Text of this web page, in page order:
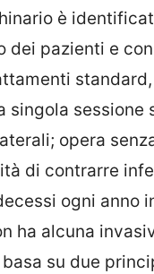
è
dei pazienti e
singola sessione
opera
di contrarre
ogni anno
ha alcuna
su due